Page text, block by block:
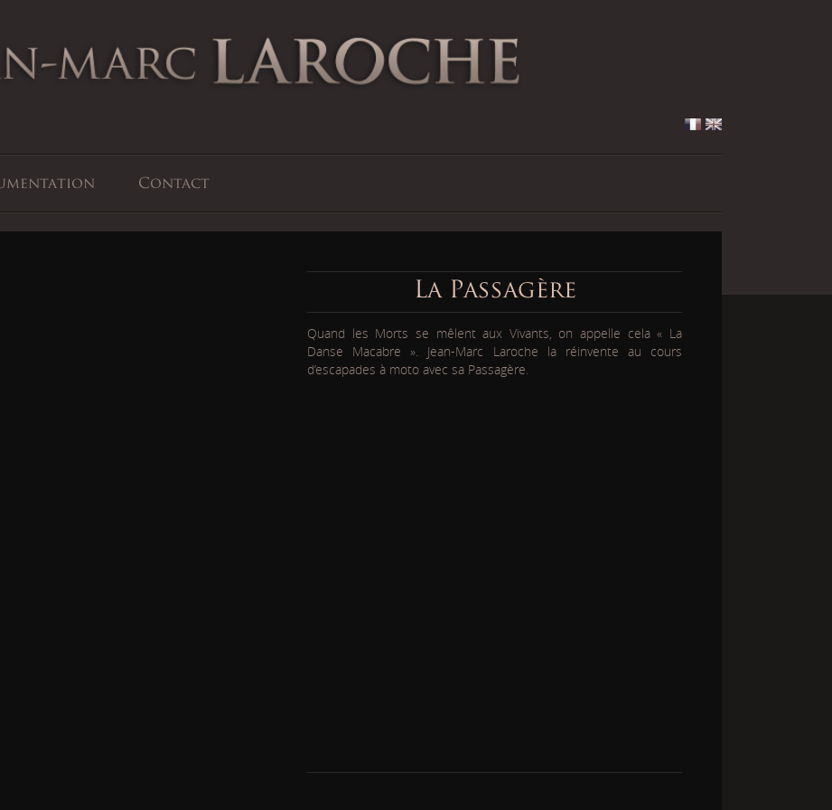
Contact
La Passagère
Quand les Morts se mêlent aux Vivants, on appelle cela « La
Danse Macabre ». Jean-Marc Laroche la réinvente au cours
d’escapades à moto avec sa Passagère.